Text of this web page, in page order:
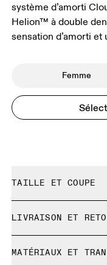
système d’amorti
Helion™ à double
sensation d’amorti
Femme
TAILLE ET COUPE
Guide des tailles -
LIVRAISON ET
Retour gratuit sous
MATÉRIAUX ET